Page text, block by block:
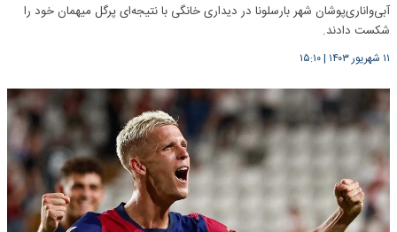
آبی‌واناری‌پوشان شهر بارسلونا در دیداری خانگی با نتیجه‌ای پرگل میهمان خود را
شکست دادند.
۱۱ شهریور ۱۴۰۳ |۱۵:۱۰